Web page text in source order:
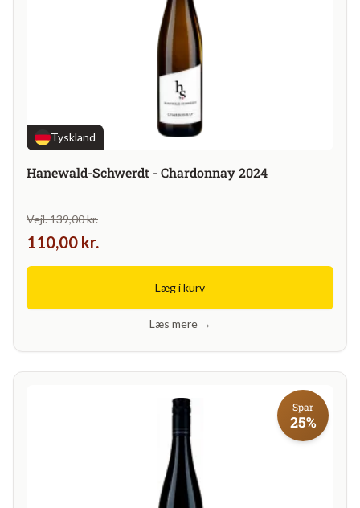
Tyskland
Hanewald-Schwerdt - Chardonnay 2024
Vejl. 139,00 kr.
110,00 kr.
Læg i kurv
Læs mere →
Spar
25%